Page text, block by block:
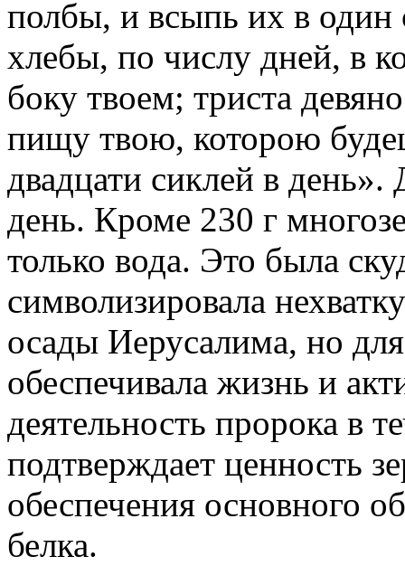
полбы, и всыпь их в один
хлебы, по числу дней, в
боку твоем; триста
пищу твою, которою
двадцати сиклей в день».
день. Кроме 230 г
только вода. Это была
символизировала
осады Иерусалима, но
обеспечивала жизнь и
деятельность пророка в
подтверждает ценность
обеспечения основного
белка.